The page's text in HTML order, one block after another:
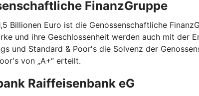
FinanzGruppe
Billionen Euro ist die Genossenschaftliche
und ihre Geschlossenheit werden auch mit der
und Standard & Poor's die Solvenz der
von „A+“ erteilt.
Raiffeisenbank eG